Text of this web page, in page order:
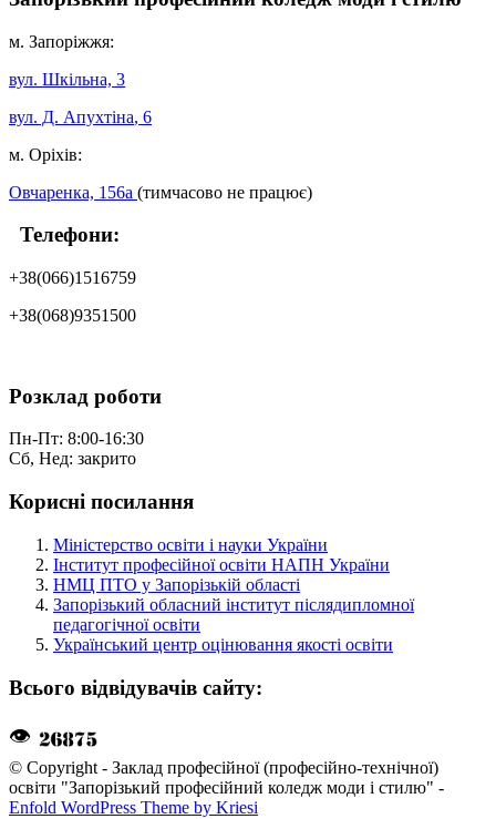
м. Запоріжжя:
вул. Шкільна, 3
вул. Д. Апухтіна, 6
м. Оріхів:
Овчаренка, 156а (тимчасово не працює)
Телефони:
+38(066)1516759
+38(068)9351500
Розклад роботи
Пн-Пт: 8:00-16:30
Сб, Нед: закрито
Корисні посилання
Міністерство освіти і науки України
Інститут професійної освіти НАПН України
НМЦ ПТО у Запорізькій області
Запорізький обласний інститут післядипломної
педагогічної освіти
Український центр оцінювання якості освіти
Всього відвідувачів сайту:
👁
© Copyright - Заклад професійної (професійно-технічної)
освіти "Запорізький професійний коледж моди і стилю" -
Enfold WordPress Theme by Kriesi